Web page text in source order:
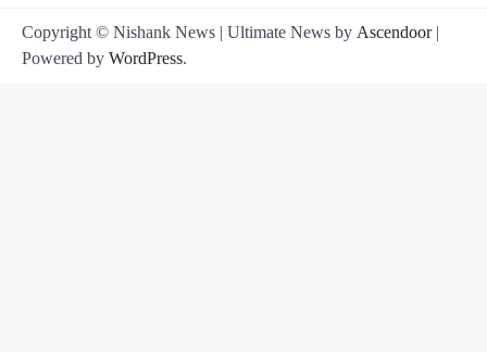
Copyright © Nishank News | Ultimate News by Ascendoor|
Powered by WordPress.